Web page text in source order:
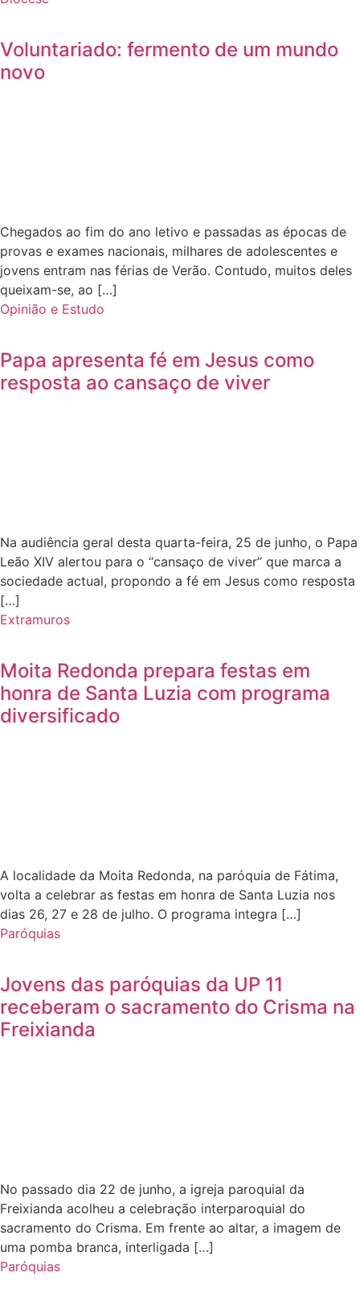
Voluntariado: fermento de um mundo
novo
Chegados ao fim do ano letivo e passadas as épocas de
provas e exames nacionais, milhares de adolescentes e
jovens entram nas férias de Verão. Contudo, muitos deles
queixam-se, ao […]
Opinião e Estudo
Papa apresenta fé em Jesus como
resposta ao cansaço de viver
Na audiência geral desta quarta-feira, 25 de junho, o Papa
Leão XIV alertou para o “cansaço de viver” que marca a
sociedade actual, propondo a fé em Jesus como resposta
[…]
Extramuros
Moita Redonda prepara festas em
honra de Santa Luzia com programa
diversificado
A localidade da Moita Redonda, na paróquia de Fátima,
volta a celebrar as festas em honra de Santa Luzia nos
dias 26, 27 e 28 de julho. O programa integra […]
Paróquias
Jovens das paróquias da UP 11
receberam o sacramento do Crisma na
Freixianda
No passado dia 22 de junho, a igreja paroquial da
Freixianda acolheu a celebração interparoquial do
sacramento do Crisma. Em frente ao altar, a imagem de
uma pomba branca, interligada […]
Paróquias